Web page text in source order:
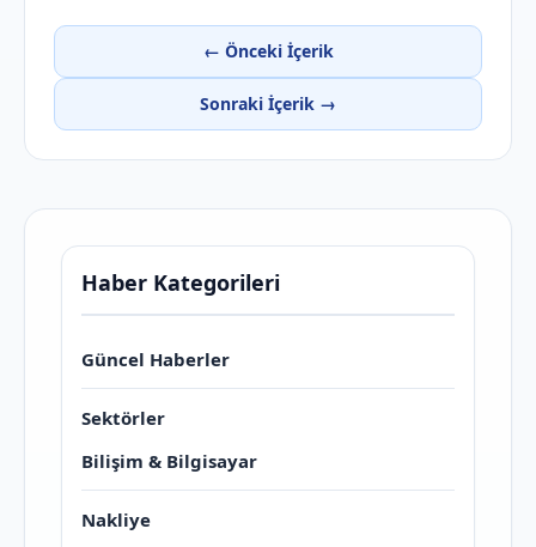
← Önceki İçerik
Sonraki İçerik →
Haber Kategorileri
Güncel Haberler
Sektörler
Bilişim & Bilgisayar
Nakliye